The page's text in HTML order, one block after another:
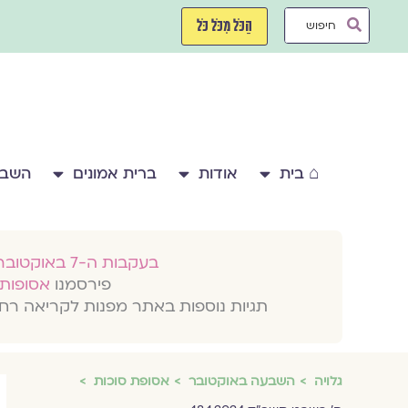
Search
הַכֹּל מִכֹּל כֹּל
⌂ בית אודות ברית אמונים
בעקבות ה-7 באוקטובר 2023
פירסמנו
תגיות נוספות באתר מפנות לקריאה
גלויה השבעה באוקטובר
אסופת סוכות